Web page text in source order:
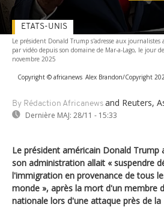
Le président Donald Trump s'adresse aux journalistes
par vidéo depuis son domaine de Mar-a-Lago, le jour
novembre 2025
Copyright © africanews Alex Brandon/Copyright
By Rédaction Africanews and Reuters,
Dernière MAJ: 28/11 - 15:33
ETATS-UNIS
Le président américain Donald Trump
son administration allait « suspendre
l'immigration en provenance de tous
monde », après la mort d'un membre
nationale lors d'une attaque près de